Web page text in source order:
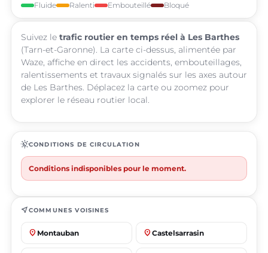
Fluide Ralenti Embouteillé Bloqué
Suivez le trafic routier en temps réel à Les Barthes
(Tarn-et-Garonne). La carte ci-dessus, alimentée par
Waze, affiche en direct les accidents, embouteillages,
ralentissements et travaux signalés sur les axes autour
de Les Barthes. Déplacez la carte ou zoomez pour
explorer le réseau routier local.
routineCONDITIONS DE CIRCULATION
Conditions indisponibles pour le moment.
near_meCOMMUNES VOISINES
place Montauban place Castelsarrasin